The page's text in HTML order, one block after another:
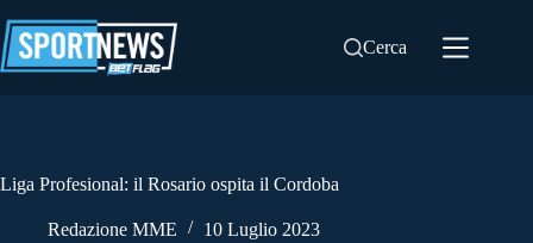
al
contenuto
Cerca
Liga Profesional: il Rosario ospita il Cordoba
Redazione MME 10 Luglio 2023